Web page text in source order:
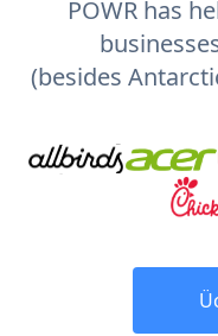
POWR has
(besides